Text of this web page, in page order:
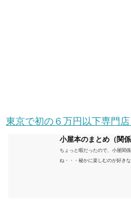
東京で初の６万円以下専門店
小屋本のまとめ（関係
ちょっと暇だったので、小屋関
ね・・・秘かに楽しむのが好き